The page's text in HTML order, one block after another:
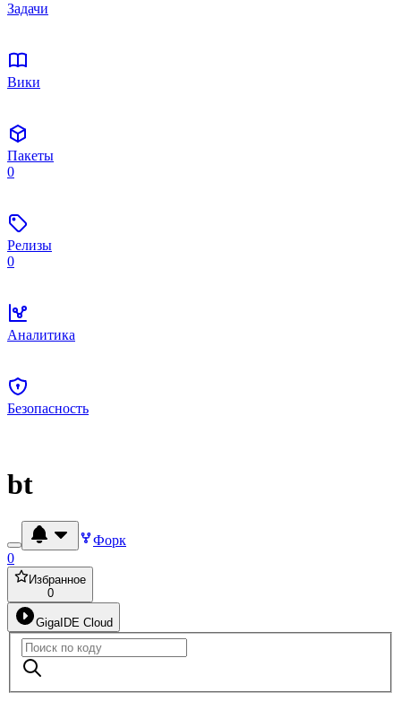
Задачи
Вики
Пакеты
0
Релизы
0
Аналитика
Безопасность
bt
Форк
0
Избранное
0
GigaIDE Cloud